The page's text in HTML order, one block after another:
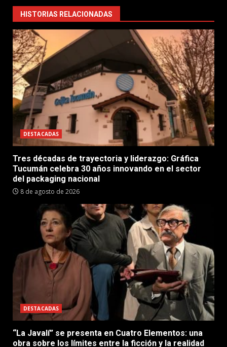
HISTORIAS RELACIONADAS
DESTACADAS
Tres décadas de trayectoria y liderazgo: Gráfica
Tucumán celebra 30 años innovando en el sector
del packaging nacional
8 de agosto de 2026
DESTACADAS
“La Javalí” se presenta en Cuatro Elementos: una
obra sobre los límites entre la ficción y la realidad